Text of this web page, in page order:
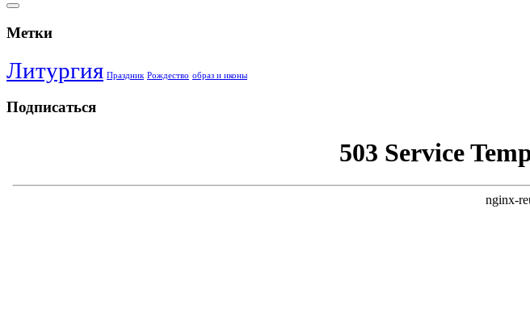
Метки
Литургия Праздник Рождество образ и иконы
Подписаться